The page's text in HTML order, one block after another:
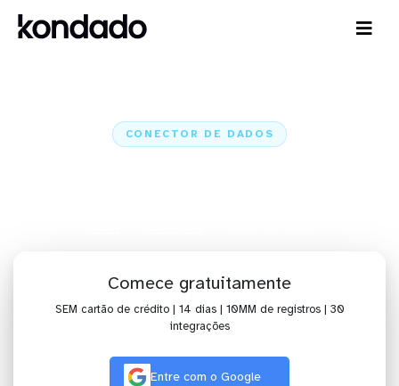
CONECTOR DE DADOS
Comece gratuitamente
SEM cartão de crédito | 14 dias | 10MM de registros | 30
integrações
Entre com o Google